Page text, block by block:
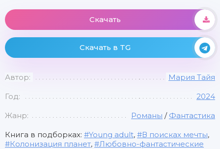
Скачать
Скачать в TG
Автор: Мария Тайя
Год: 2024
Жанр: Романы / Фантастика
Книга в подборках: Young adult, В поисках мечты,
Колонизация планет,
Любовно-фантастические